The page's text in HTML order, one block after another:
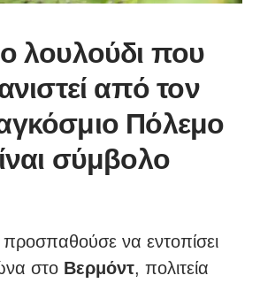
λουλούδι που
από τον
Πόλεμο
σύμβολο
να εντοπίσει
στο Βερμόντ, πολιτεία